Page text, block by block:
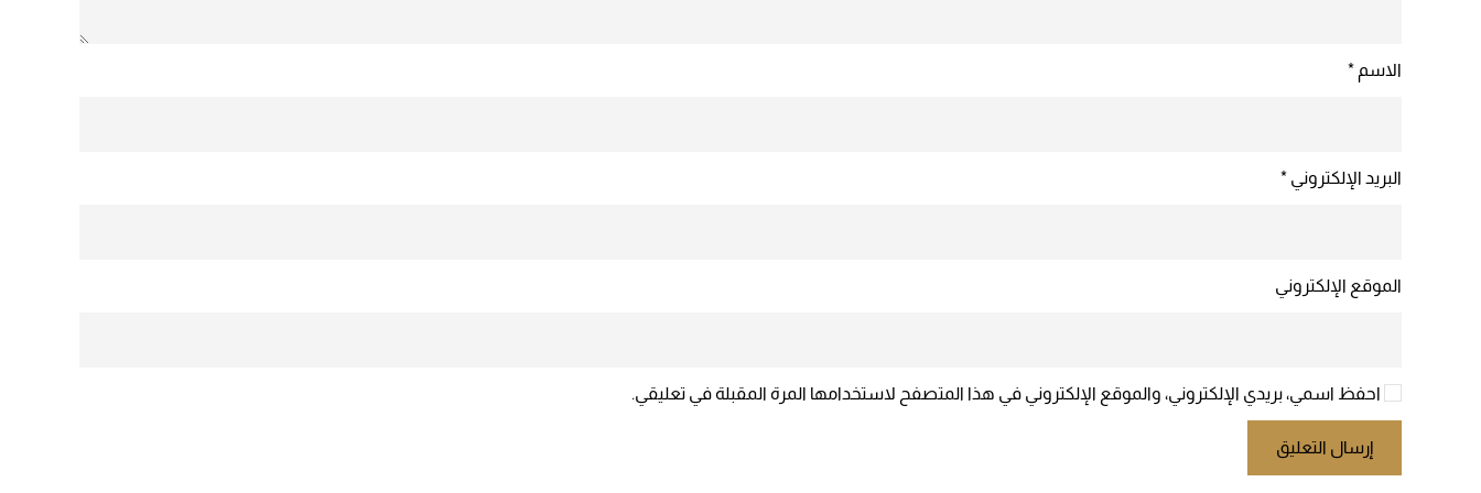
الاسم *
البريد الإلكتروني *
الموقع الإلكتروني
احفظ اسمي، بريدي الإلكتروني، والموقع الإلكتروني في هذا المتصفح لاستخدامها المرة المقبلة في تعليقي.
إرسال التعليق